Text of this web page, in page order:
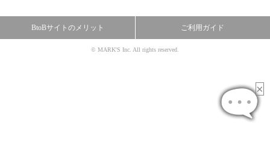
BtoBサイトのメリット ご利用ガイド
© MARK'S Inc. All rights reserved.